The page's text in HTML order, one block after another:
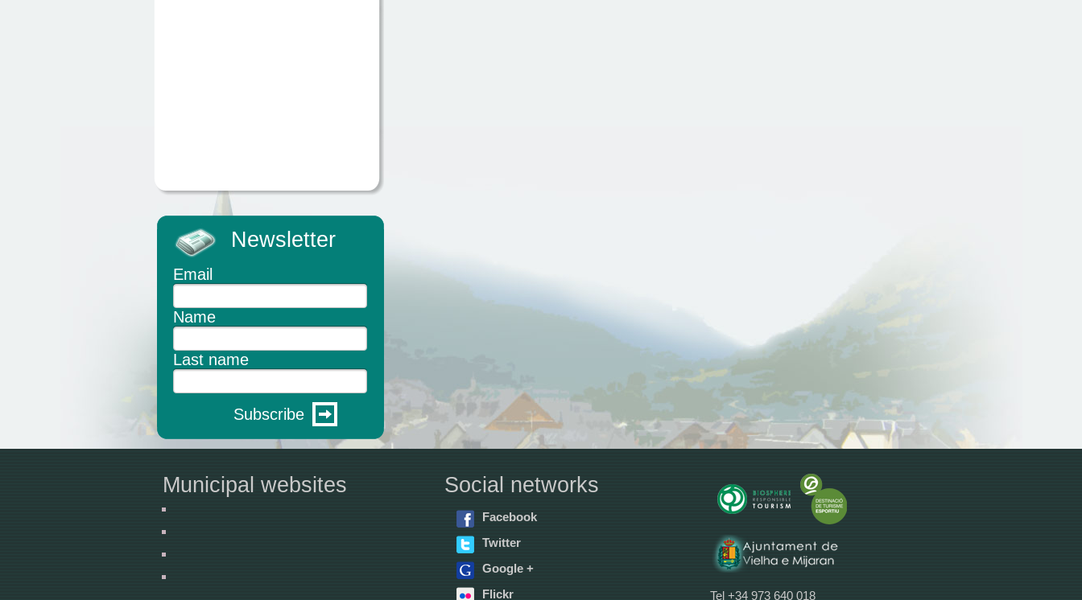
Newsletter
Email
Name
Last name
Subscribe
Municipal websites Social networks
Facebook
Twitter
Google +
Flickr
Tel +34 973 640 018